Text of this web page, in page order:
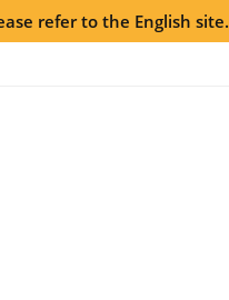
refer to the English site.